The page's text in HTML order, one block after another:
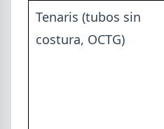
2026
Tenaris (tubos sin
costura, OCTG)